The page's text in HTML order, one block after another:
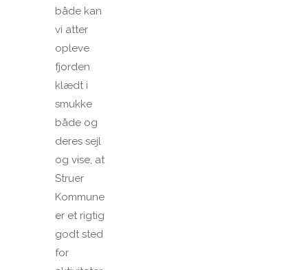
både kan
vi atter
opleve
fjorden
klædt i
smukke
både og
deres sejl
og vise, at
Struer
Kommune
er et rigtig
godt sted
for